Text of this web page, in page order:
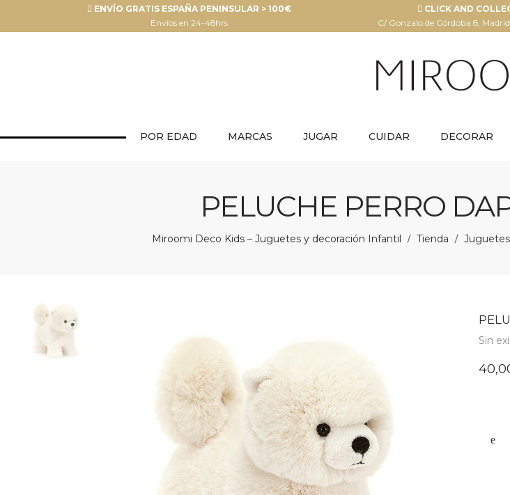
ENVÍO GRATIS ESPAÑA PENINSULAR > 100€
Envíos en 24-48hrs
CLICK AND
C/ Gonzalo de Córdoba 8,
POR EDAD MARCAS JUGAR CUIDAR DECORAR
PELUCHE PERRO
Miroomi Deco Kids – Juguetes y decoración Infantil / Tienda /
Sin